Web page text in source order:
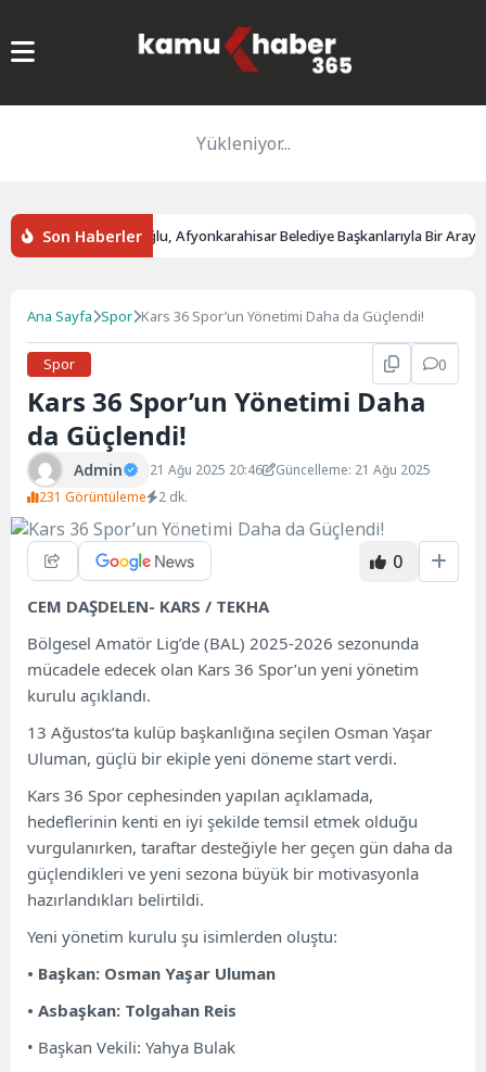
Yükleniyor...
Son Haberler
Abdulkadir Uraloğlu, Afyonkarahisar Belediye Başkanlarıyla Bir Araya
Ana Sayfa Spor Kars 36 Spor’un Yönetimi Daha da Güçlendi!
Spor 0
Kars 36 Spor’un Yönetimi Daha
da Güçlendi!
Admin 21 Ağu 2025 20:46
Güncelleme: 21 Ağu 2025
231 Görüntüleme
2 dk.
0
CEM DAŞDELEN- KARS / TEKHA
Bölgesel Amatör Lig’de (BAL) 2025-2026 sezonunda
mücadele edecek olan Kars 36 Spor’un yeni yönetim
kurulu açıklandı.
13 Ağustos’ta kulüp başkanlığına seçilen Osman Yaşar
Uluman, güçlü bir ekiple yeni döneme start verdi.
Kars 36 Spor cephesinden yapılan açıklamada,
hedeflerinin kenti en iyi şekilde temsil etmek olduğu
vurgulanırken, taraftar desteğiyle her geçen gün daha da
güçlendikleri ve yeni sezona büyük bir motivasyonla
hazırlandıkları belirtildi.
Yeni yönetim kurulu şu isimlerden oluştu:
• Başkan: Osman Yaşar Uluman
• Asbaşkan: Tolgahan Reis
• Başkan Vekili: Yahya Bulak